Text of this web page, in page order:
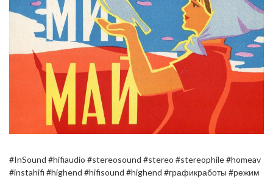
#InSound #hifiaudio #stereosound #stereo #stereophile #homeav
#instahifi #highend #hifisound #highend #графикработы #режим